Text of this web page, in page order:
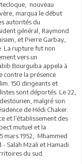
nouveau
marqua le début
autorités du
général, Raymond
et Pierre Garbay,
La rupture fut non
vers un
Bourguiba appela à
contre la présence
150 dirigeants et
sont déportés. Le 22,
malgré son
de Hédi Chaker.
et l’établissement des
mutuel et la
mars 1952, Mhammed
Salah Mzali et Hamadi
du sud.